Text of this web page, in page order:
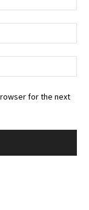
for the next